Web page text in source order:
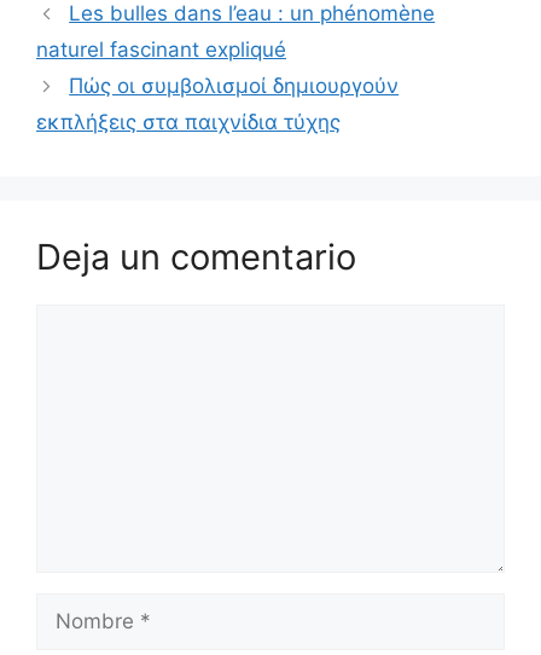
Les bulles dans l’eau : un phénomène
naturel fascinant expliqué
Πώς οι συμβολισμοί δημιουργούν
εκπλήξεις στα παιχνίδια τύχης
Deja un comentario